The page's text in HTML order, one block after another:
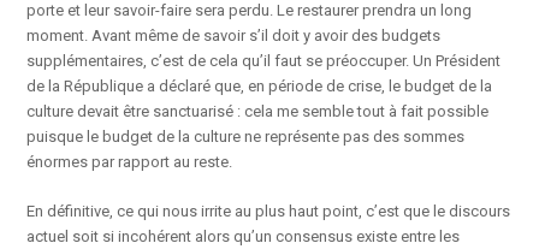
porte et leur savoir-faire sera perdu. Le restaurer prendra un long
moment. Avant même de savoir s’il doit y avoir des budgets
supplémentaires, c’est de cela qu’il faut se préoccuper. Un Président
de la République a déclaré que, en période de crise, le budget de la
culture devait être sanctuarisé : cela me semble tout à fait possible
puisque le budget de la culture ne représente pas des sommes
énormes par rapport au reste.
En définitive, ce qui nous irrite au plus haut point, c’est que le discours
actuel soit si incohérent alors qu’un consensus existe entre les